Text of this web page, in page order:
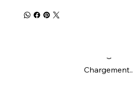
Chargement...